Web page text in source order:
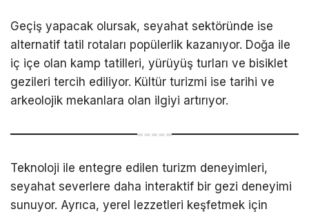
Geçiş yapacak olursak, seyahat sektöründe ise
alternatif tatil rotaları popülerlik kazanıyor. Doğa ile
iç içe olan kamp tatilleri, yürüyüş turları ve bisiklet
gezileri tercih ediliyor. Kültür turizmi ise tarihi ve
arkeolojik mekanlara olan ilgiyi artırıyor.
Teknoloji ile entegre edilen turizm deneyimleri,
seyahat severlere daha interaktif bir gezi deneyimi
sunuyor. Ayrıca, yerel lezzetleri keşfetmek için